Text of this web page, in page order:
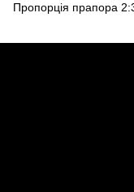
Пропорція прапора